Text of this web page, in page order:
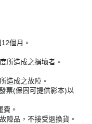
個月。
所造成之損壞者。
造成之故障。
票(保固可提供影本)以
。
障品，不接受退換貨。